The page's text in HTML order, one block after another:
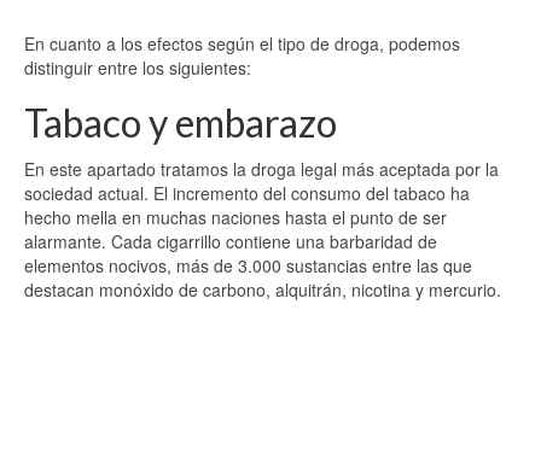
En cuanto a los efectos según el tipo de droga, podemos
distinguir entre los siguientes:
Tabaco y embarazo
En este apartado tratamos la droga legal más aceptada por la
sociedad actual. El incremento del consumo del tabaco ha
hecho mella en muchas naciones hasta el punto de ser
alarmante. Cada cigarrillo contiene una barbaridad de
elementos nocivos, más de 3.000 sustancias entre las que
destacan monóxido de carbono, alquitrán, nicotina y mercurio.